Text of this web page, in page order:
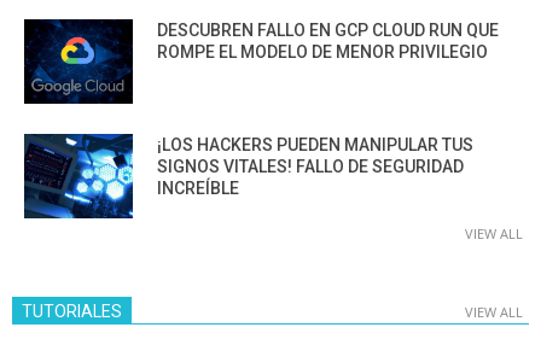
DESCUBREN FALLO EN GCP CLOUD RUN QUE
ROMPE EL MODELO DE MENOR PRIVILEGIO
¡LOS HACKERS PUEDEN MANIPULAR TUS
SIGNOS VITALES! FALLO DE SEGURIDAD
INCREÍBLE
VIEW ALL
TUTORIALES VIEW ALL